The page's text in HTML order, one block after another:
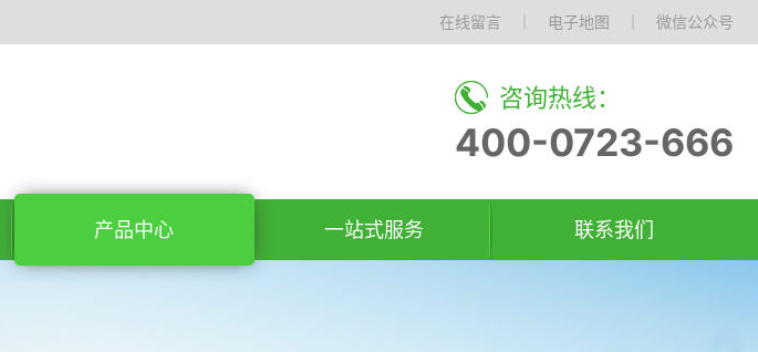
在线留言 电子地图 微信公众号
咨询热线：
400-0723-666
产品中心 一站式服务 联系我们